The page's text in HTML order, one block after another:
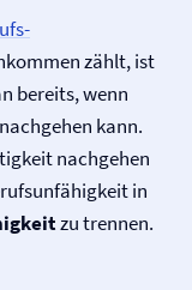
zählt, ist
bereits, wenn
kann.
nachgehen
in
zu trennen.